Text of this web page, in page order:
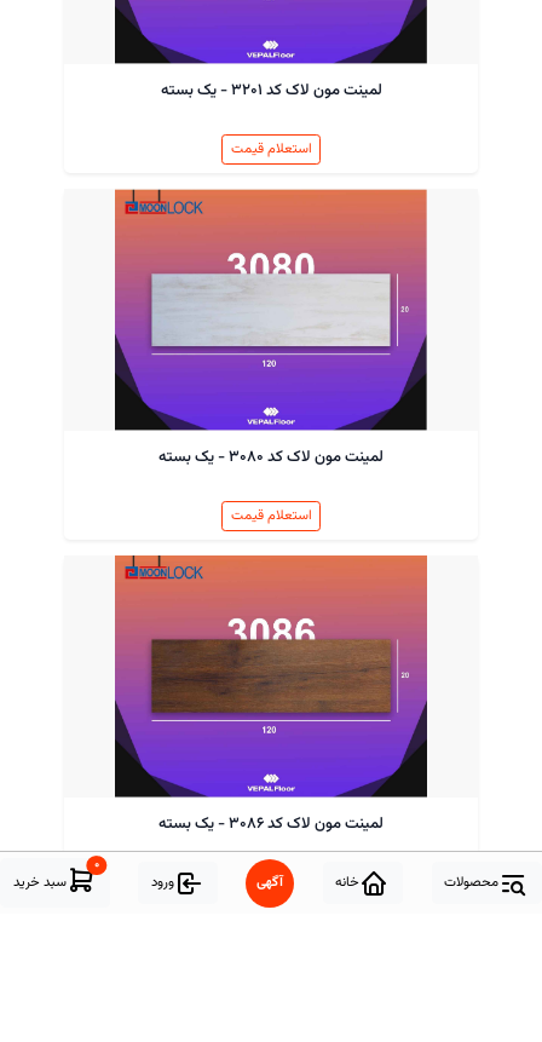
لمینت مون لاک کد ۳۲۰۱ - یک بسته
استعلام قیمت
لمینت مون لاک کد ۳۰۸۰ - یک بسته
استعلام قیمت
لمینت مون لاک کد ۳۰۸۶ - یک بسته
استعلام قیمت محصولات خانه آگهی ورود
۰
سبد خرید